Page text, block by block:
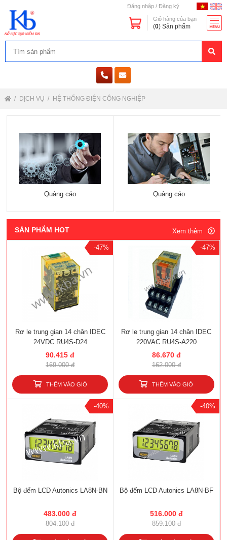
Đăng nhập / Đăng ký
Giỏ hàng của bạn
(0) Sản phẩm
DỊCH VỤ HỆ THỐNG ĐIỆN CÔNG NGHIỆP
Quảng cáo Quảng cáo
SẢN PHẨM HOT Xem thêm
-47%
Rơ le trung gian 14 chân IDEC
24VDC RU4S-D24
90.415 đ
169.000 đ
THÊM VÀO GIỎ
-47%
Rơ le trung gian 14 chân IDEC
220VAC RU4S-A220
86.670 đ
162.000 đ
THÊM VÀO GIỎ
-40%
Bộ đếm LCD Autonics LA8N-BN
483.000 đ
804.100 đ
-40%
Bộ đếm LCD Autonics LA8N-BF
516.000 đ
859.100 đ